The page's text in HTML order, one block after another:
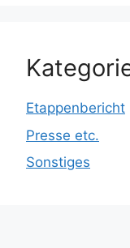
Etappenbericht
Presse etc.
Sonstiges